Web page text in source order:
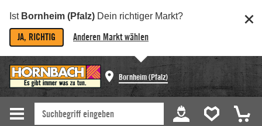
Ist Bornheim (Pfalz) Dein richtiger Markt?
JA, RICHTIG Anderen Markt wählen
Bornheim (Pfalz)